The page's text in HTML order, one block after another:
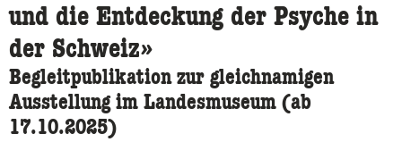
und die Entdeckung der Psyche in
der Schweiz»
Begleitpublikation zur gleichnamigen
Ausstellung im Landesmuseum (ab
17.10.2025)